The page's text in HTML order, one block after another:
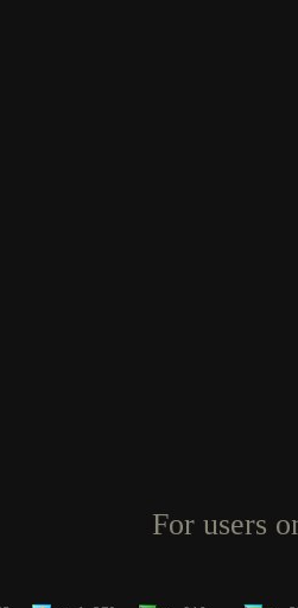
For users